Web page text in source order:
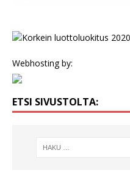
Webhosting by:
ETSI SIVUSTOLTA: